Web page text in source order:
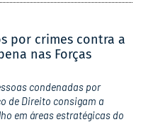
por crimes contra a
nas Forças
condenadas por
de Direito consigam a
em áreas estratégicas do